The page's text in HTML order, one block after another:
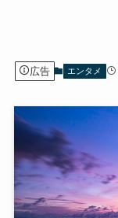
広告 エンタメ